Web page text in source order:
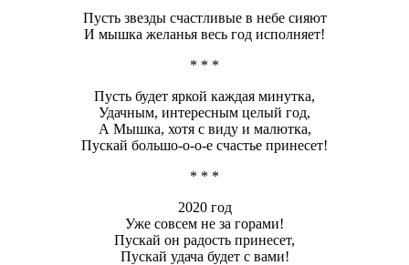
Пусть звезды счастливые в небе сияют
И мышка желанья весь год исполняет!
* * *
Пусть будет яркой каждая минутка,
Удачным, интересным целый год,
А Мышка, хотя с виду и малютка,
Пускай большо-о-о-е счастье принесет!
* * *
2020 год
Уже совсем не за горами!
Пускай он радость принесет,
Пускай удача будет с вами!